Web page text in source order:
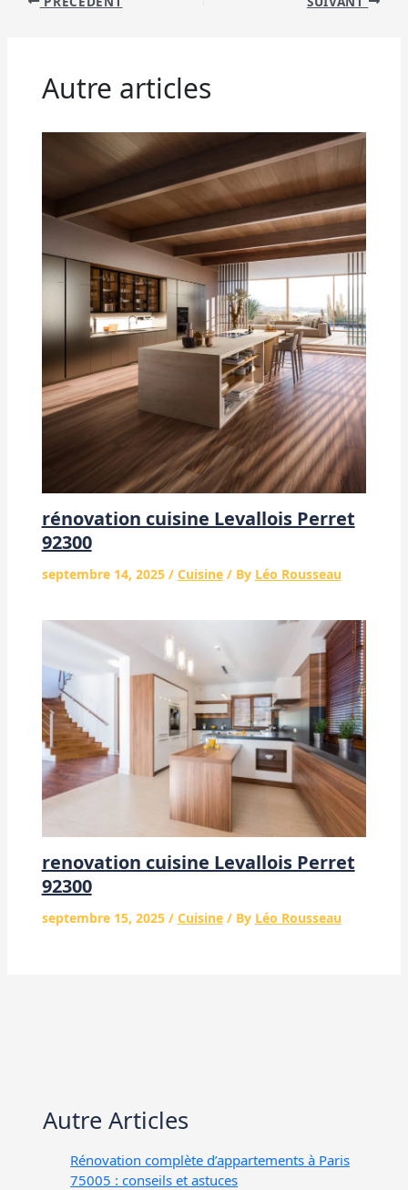
Autre articles
rénovation cuisine Levallois Perret
92300
septembre 14, 2025 / Cuisine/ By Léo Rousseau
renovation cuisine Levallois Perret
92300
septembre 15, 2025 / Cuisine/ By Léo Rousseau
Autre Articles
Rénovation complète d’appartements à Paris
75005 : conseils et astuces